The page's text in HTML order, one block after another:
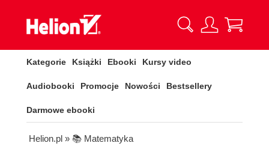
Kategorie Książki Ebooki Kursy video
Audiobooki Promocje Nowości Bestsellery
Darmowe ebooki
Helion.pl » 📚 Matematyka